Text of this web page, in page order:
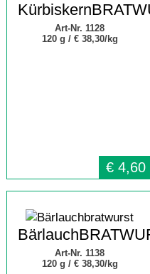
Art-Nr. 1128
120 g / € 38,30/kg
€ 4,60
Art-Nr. 1138
120 g / € 38,30/kg